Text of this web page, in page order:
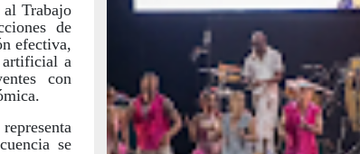
Trabajo
de
efectiva,
artificial a
con
se